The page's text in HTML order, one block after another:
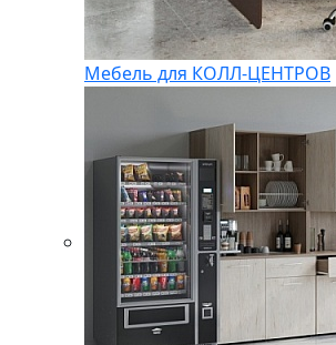
Мебель для КОЛЛ-ЦЕНТРОВ